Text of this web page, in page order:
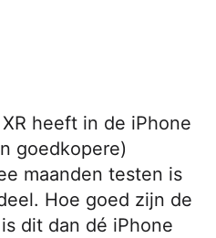
heeft in de iPhone
goedkopere)
maanden testen is
Hoe goed zijn de
dit dan dé iPhone